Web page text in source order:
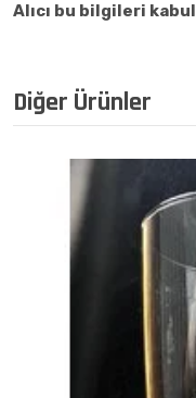
Alıcı bu bilgileri
Diğer Ürünler